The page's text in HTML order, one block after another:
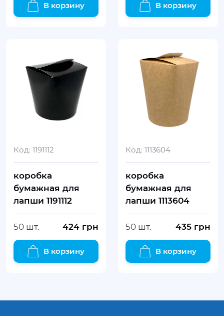
В корзину В корзину
Код: 1191112
коробка
бумажная для
лапши 1191112
50 шт. 424 грн
В корзину
Код: 1113604
коробка
бумажная для
лапши 1113604
50 шт. 435 грн
В корзину